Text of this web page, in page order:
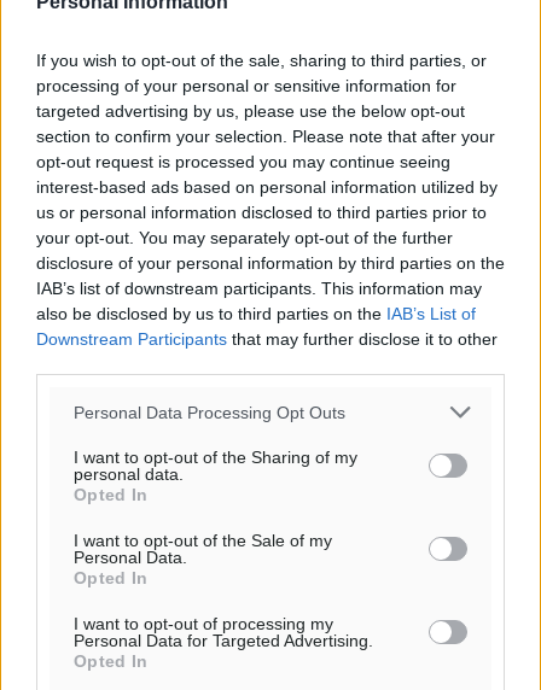
If you wish to opt-out of the sale, sharing to third parties, or
processing of your personal or sensitive information for
targeted advertising by us, please use the below opt-out
section to confirm your selection. Please note that after your
opt-out request is processed you may continue seeing
interest-based ads based on personal information utilized by
us or personal information disclosed to third parties prior to
your opt-out. You may separately opt-out of the further
disclosure of your personal information by third parties on the
IAB’s list of downstream participants. This information may
also be disclosed by us to third parties on the IAB’s List of
Downstream Participants that may further disclose it to other
Personal Data Processing Opt Outs
I want to opt-out of the Sharing of my
personal data.
Opted In
I want to opt-out of the Sale of my
Personal Data.
Opted In
I want to opt-out of processing my
Personal Data for Targeted Advertising.
Opted In
Ροή ειδήσεων
Αρνείται τα πάντα ο 53χρονος φερόμενος ως λογιστής
και μιλά για σκευωρία γνωστών μεταξύ τους
καταγγελλόντων
Τοπικές Ειδήσεις• πριν 5 λεπτά
Δήμος Ρόδου: Επήλθε συμβιβασμός με την οικογένεια
Ρεπορτάζ• πριν 6 λεπτά
Απορρίφθηκε η προσωρινή διαταγή κατά του
Τοπικές Ειδήσεις• πριν 7 λεπτά
ταξί με τα «βανάκια» για την υποκλοπή μεταφορικού
έργου στη Ρόδο